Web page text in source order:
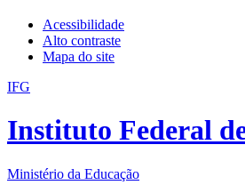
Acessibilidade
Alto contraste
Mapa do site
IFG
Instituto Federal
Ministério da Educação